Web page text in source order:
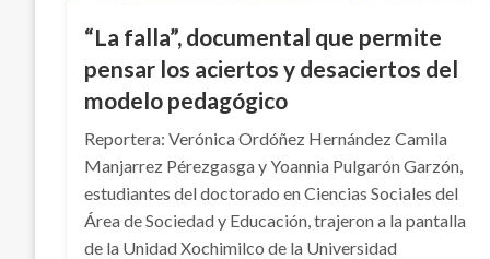
“La falla”, documental que permite
pensar los aciertos y desaciertos del
modelo pedagógico
Reportera: Verónica Ordóñez Hernández Camila
Manjarrez Pérezgasga y Yoannia Pulgarón Garzón,
estudiantes del doctorado en Ciencias Sociales del
Área de Sociedad y Educación, trajeron a la pantalla
de la Unidad Xochimilco de la Universidad